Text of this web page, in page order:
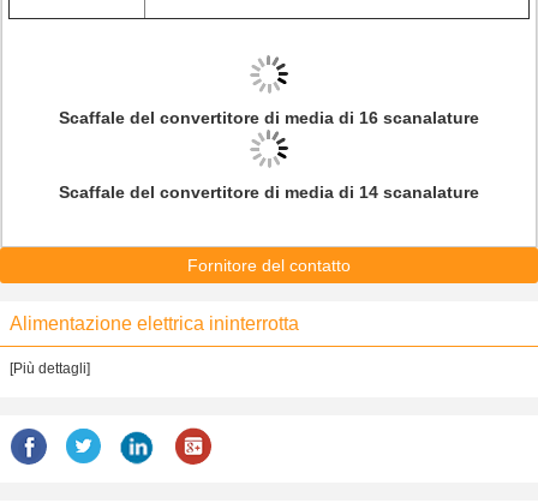
Scaffale del convertitore di media di 16 scanalature
Scaffale del convertitore di media di 14 scanalature
Fornitore del contatto
Alimentazione elettrica ininterrotta
[Più dettagli]